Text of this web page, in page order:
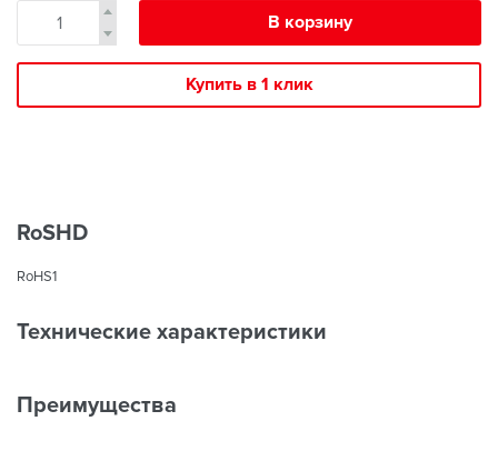
В корзину
Купить в 1 клик
RoSHD
RoHS1
Технические характеристики
Преимущества